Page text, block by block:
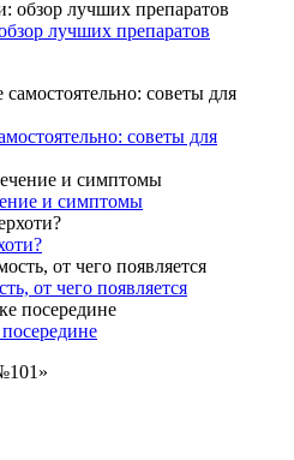
лучших препаратов
советы для
и симптомы
от чего появляется